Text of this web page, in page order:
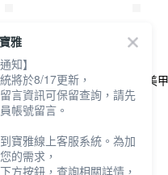
上層甲油
爽
by Nail Labo 美
矽膠棒
雅
知】
將於8/17更新，
言資訊可保留查詢，請先
帳號留言。
寶雅線上客服系統。為加
的需求，
方按鈕，查詢相關詳情，